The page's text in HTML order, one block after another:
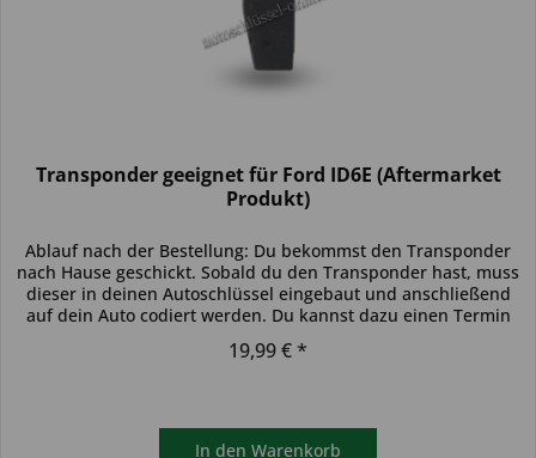
Transponder geeignet für Ford ID6E (Aftermarket
Produkt)
Ablauf nach der Bestellung: Du bekommst den Transponder
nach Hause geschickt. Sobald du den Transponder hast, muss
dieser in deinen Autoschlüssel eingebaut und anschließend
auf dein Auto codiert werden. Du kannst dazu einen Termin
19,99 € *
In den Warenkorb